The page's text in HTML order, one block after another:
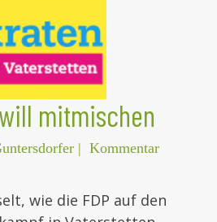
mitmischen
| Kommentar
wie die FDP auf den